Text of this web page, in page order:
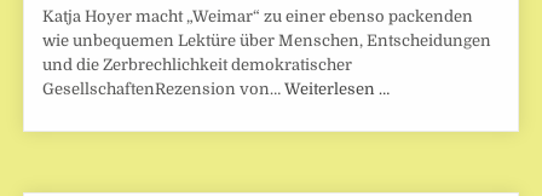
Katja Hoyer macht „Weimar“ zu einer ebenso packenden
wie unbequemen Lektüre über Menschen, Entscheidungen
und die Zerbrechlichkeit demokratischer
GesellschaftenRezension von…Weiterlesen …